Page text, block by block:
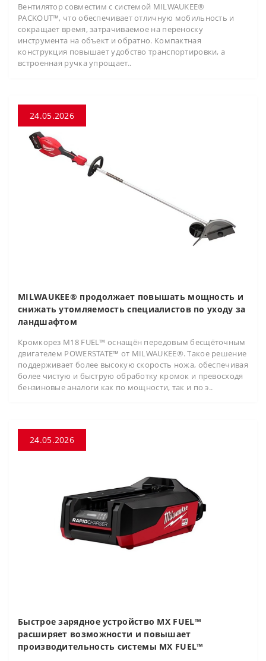
Вентилятор совместим с системой MILWAUKEE®
PACKOUT™, что обеспечивает отличную мобильность и
сокращает время, затрачиваемое на переноску
инструмента на объект и обратно. Компактная
конструкция повышает удобство транспортировки, а
встроенная ручка упрощает..
24.05.2026
MILWAUKEE® продолжает повышать мощность и
снижать утомляемость специалистов по уходу за
ландшафтом
Кромкорез M18 FUEL™ оснащён передовым бесщёточным
двигателем POWERSTATE™ от MILWAUKEE®. Такое решение
поддерживает более высокую скорость ножа, обеспечивая
более чистую и быструю обработку кромок и превосходя
бензиновые аналоги как по мощности, так и по э..
24.05.2026
Быстрое зарядное устройство MX FUEL™
расширяет возможности и повышает
производительность системы MX FUEL™